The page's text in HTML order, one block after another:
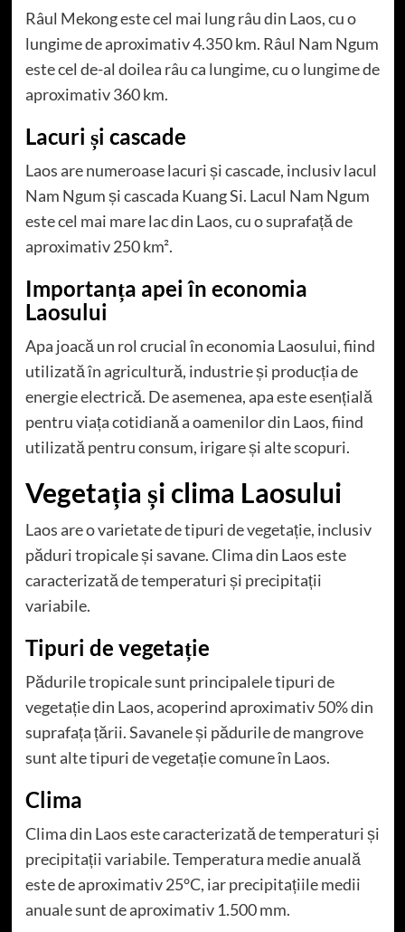
Râul Mekong este cel mai lung râu din Laos, cu o
lungime de aproximativ 4.350 km. Râul Nam Ngum
este cel de-al doilea râu ca lungime, cu o lungime de
aproximativ 360 km.
Lacuri și cascade
Laos are numeroase lacuri și cascade, inclusiv lacul
Nam Ngum și cascada Kuang Si. Lacul Nam Ngum
este cel mai mare lac din Laos, cu o suprafață de
aproximativ 250 km².
Importanța apei în economia
Laosului
Apa joacă un rol crucial în economia Laosului, fiind
utilizată în agricultură, industrie și producția de
energie electrică. De asemenea, apa este esențială
pentru viața cotidiană a oamenilor din Laos, fiind
utilizată pentru consum, irigare și alte scopuri.
Vegetația și clima Laosului
Laos are o varietate de tipuri de vegetație, inclusiv
păduri tropicale și savane. Clima din Laos este
caracterizată de temperaturi și precipitații
variabile.
Tipuri de vegetație
Pădurile tropicale sunt principalele tipuri de
vegetație din Laos, acoperind aproximativ 50% din
suprafața țării. Savanele și pădurile de mangrove
sunt alte tipuri de vegetație comune în Laos.
Clima
Clima din Laos este caracterizată de temperaturi și
precipitații variabile. Temperatura medie anuală
este de aproximativ 25°C, iar precipitațiile medii
anuale sunt de aproximativ 1.500 mm.